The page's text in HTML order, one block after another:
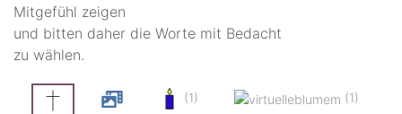
Mitgefühl zeigen
und bitten daher die Worte mit Bedacht
zu wählen.
(1) (1)